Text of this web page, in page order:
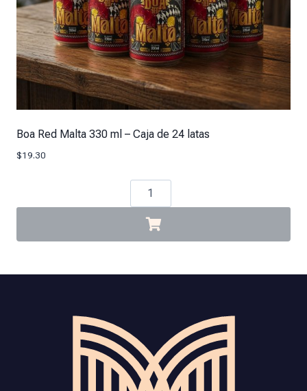
Boa Red Malta 330 ml – Caja de 24 latas
$19.30